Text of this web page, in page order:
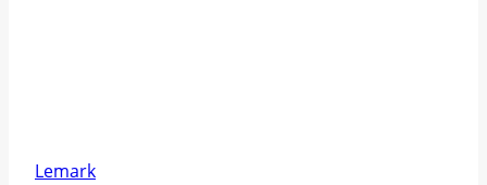
Lemark